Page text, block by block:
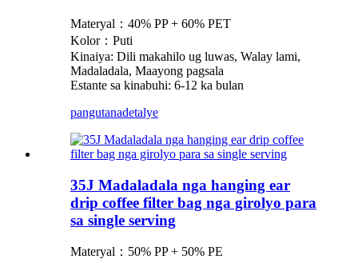
Materyal：40% PP + 60% PET
Kolor：Puti
Kinaiya: Dili makahilo ug luwas, Walay lami,
Madaladala, Maayong pagsala
Estante sa kinabuhi: 6-12 ka bulan
pangutanadetalye
35J Madaladala nga hanging ear
drip coffee filter bag nga girolyo para
sa single serving
Materyal：50% PP + 50% PE